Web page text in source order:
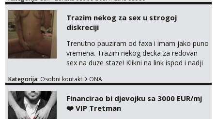
Trazim nekog za sex u strogoj
diskreciji
Trenutno pauziram od faxa i imam jako puno
vremena. Trazim nekog decka za redovan
sex na duze staze! Klikni na link ispod i nadji
Kategorija: Osobni kontakti ONA
Financirao bi djevojku sa 3000 EUR/mj
❤️ VIP Tretman